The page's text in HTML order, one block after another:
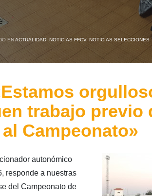
ENACTUALIDAD, NOTICIAS FFCV, NOTICIAS SELECCIONES
trabajo previo
Campeonato»
autonómico
responde a nuestras
del Campeonato de